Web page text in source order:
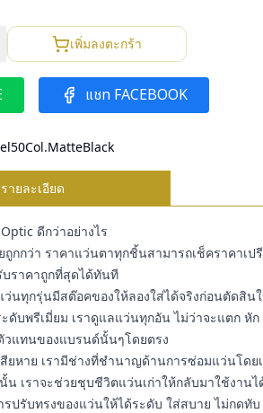
เพิ่มลงตะกร้า
แชท FACEBOOK
รายละเอียด
ดีกว่าอย่างไร
ถูกกว่า ราคาแว่นตาทุกชิ้นสามารถเช็คราคาเป
บราคาถูกที่สุดได้ทันที
ว่นทุกรุ่นมีสต๊อคของให้ลองใส่ได้จริงก่อนตัดสิน
ดับพรีเมี่ยม เราดูแลแว่นทุกอัน ไม่ว่าจะแตก หัก
วแทนของแบรนด์นั้นๆโดยตรง
ยหาย เรามีช่างที่ชำนาญด้านการซ่อมแว่นโด
น เราจะช่วยชุบชีวิตแว่นเก่าให้กลับมาใช้งานไ
ปรับทรงของแว่นให้ได้ระดับ ใส่สบาย ไม่กดทั